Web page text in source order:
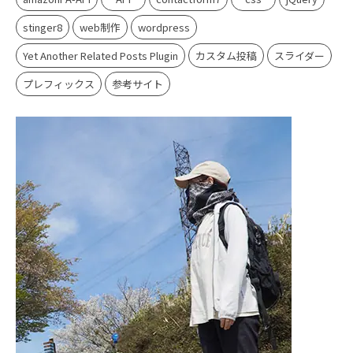
stinger8
web制作
wordpress
Yet Another Related Posts Plugin
カスタム投稿
スライダー
プレフィックス
参考サイト